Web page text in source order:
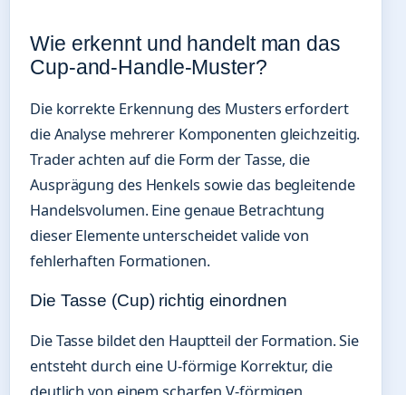
Wie erkennt und handelt man das
Cup-and-Handle-Muster?
Die korrekte Erkennung des Musters erfordert
die Analyse mehrerer Komponenten gleichzeitig.
Trader achten auf die Form der Tasse, die
Ausprägung des Henkels sowie das begleitende
Handelsvolumen. Eine genaue Betrachtung
dieser Elemente unterscheidet valide von
fehlerhaften Formationen.
Die Tasse (Cup) richtig einordnen
Die Tasse bildet den Hauptteil der Formation. Sie
entsteht durch eine U-förmige Korrektur, die